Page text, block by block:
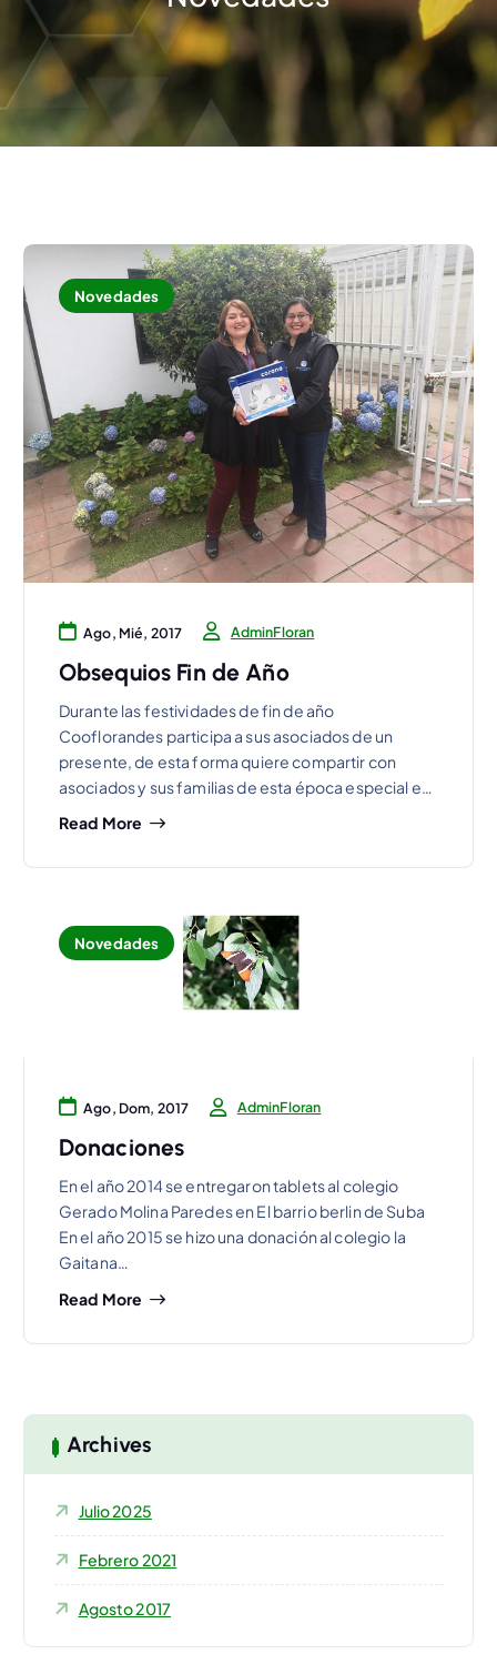
Novedades
Ago, Mié, 2017 AdminFloran
Obsequios Fin de Año
Durante las festividades de fin de año
Cooflorandes participa a sus asociados de un
presente, de esta forma quiere compartir con
asociados y sus familias de esta época especial e…
Read More
Novedades
Ago, Dom, 2017 AdminFloran
Donaciones
En el año 2014 se entregaron tablets al colegio
Gerado Molina Paredes en El barrio berlin de Suba
En el año 2015 se hizo una donación al colegio la
Gaitana…
Read More
Archives
Julio 2025
Febrero 2021
Agosto 2017